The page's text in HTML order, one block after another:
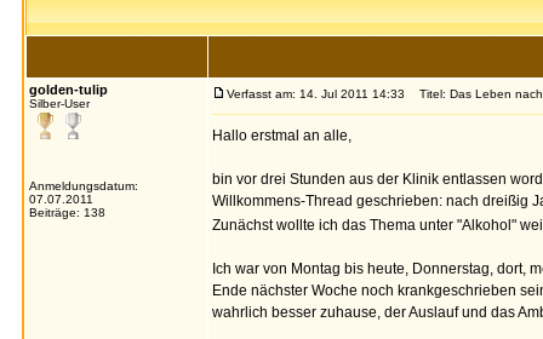
golden-tulip
Silber-User
Anmeldungsdatum:
07.07.2011
Beiträge: 138
Verfasst am: 14. Jul 2011 14:33 Titel: Das Leben
Hallo erstmal an alle,
bin vor drei Stunden aus der Klinik entlassen
Willkommens-Thread geschrieben: nach dreißig
Zunächst wollte ich das Thema unter "Alkohol"
Ich war von Montag bis heute, Donnerstag, dort,
Ende nächster Woche noch krankgeschrieben
wahrlich besser zuhause, der Auslauf und das